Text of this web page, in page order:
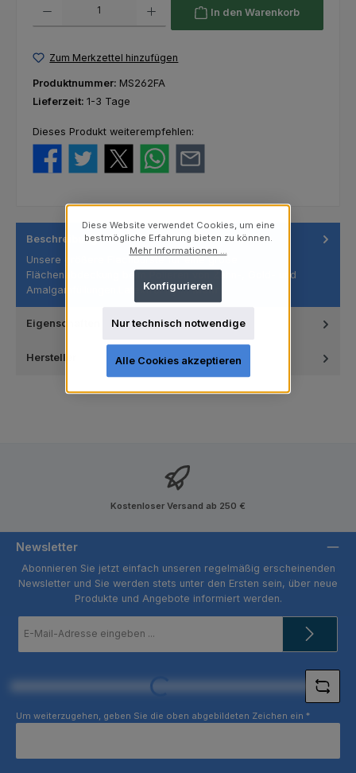
In den Warenkorb
Zum Merkzettel hinzufügen
Produktnummer: MS262FA
Lieferzeit: 1-3 Tage
Dieses Produkt weiterempfehlen:
Beschreibung
Unsere größere Flachbürste für eine große
Flächenabdeckung beim Polieren von Zahn-, Gold- und
Amalgamfüllungen.Latexfrei Nyl…Mehr
Eigenschaften
Hersteller
Kostenloser Versand ab 250 €
Newsletter
Abonnieren Sie jetzt einfach unseren regelmäßig erscheinenden
Newsletter und Sie werden stets unter den Ersten sein, über neue
Produkte und Angebote informiert werden.
Mail-
Loading...
Um weiterzugehen, geben Sie die oben abgebildeten Zeichen ein *
Diese Website verwendet Cookies, um eine
bestmögliche Erfahrung bieten zu können.
Mehr Informationen ...
Nur technisch notwendige
Konfigurieren
Alle Cookies akzeptieren